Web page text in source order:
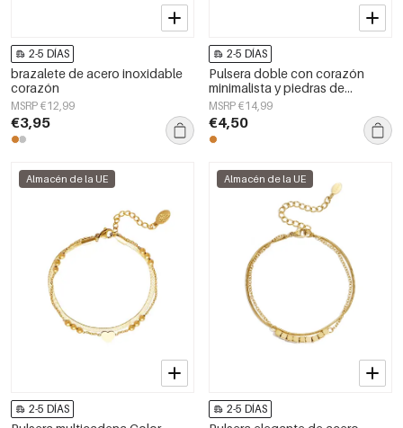
2-5 DÍAS
brazalete de acero inoxidable
corazón
MSRP €12,99
€3,95
2-5 DÍAS
Pulsera doble con corazón
minimalista y piedras de
circonita
MSRP €14,99
€4,50
Almacén de la UE
2-5 DÍAS
Almacén de la UE
2-5 DÍAS